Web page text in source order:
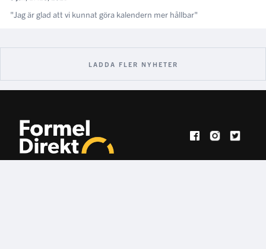
"Jag är glad att vi kunnat göra kalendern mer hållbar"
LADDA FLER NYHETER